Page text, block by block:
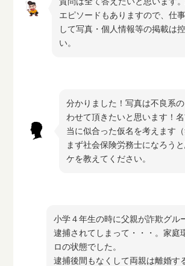
エピソードもありますので、仕
して写真・個人情報等の掲載は
い。
分かりました！写真は不良系
わせて頂きたいと思います！
当に似合った仮名を考えます（
まず社会保険労務士になろう
ケを教えてください。
小学４年生の時に父親が詐欺グル
逮捕されてしまって・・・。家庭
ロの状態でした。
逮捕後間もなくして両親は離婚す